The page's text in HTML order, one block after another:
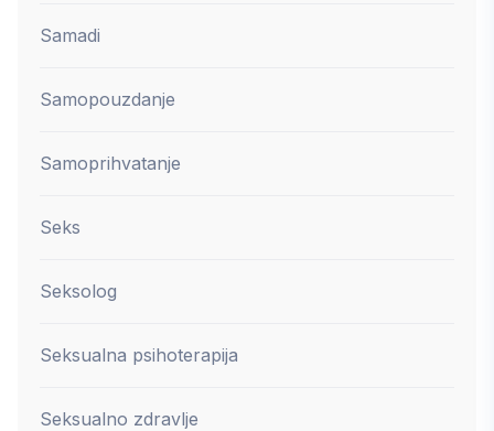
Samadi
Samopouzdanje
Samoprihvatanje
Seks
Seksolog
Seksualna psihoterapija
Seksualno zdravlje